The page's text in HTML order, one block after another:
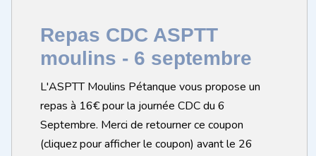
Repas CDC ASPTT
moulins - 6 septembre
L'ASPTT Moulins Pétanque vous propose un
repas à 16€ pour la journée CDC du 6
Septembre. Merci de retourner ce coupon
(cliquez pour afficher le coupon) avant le 26